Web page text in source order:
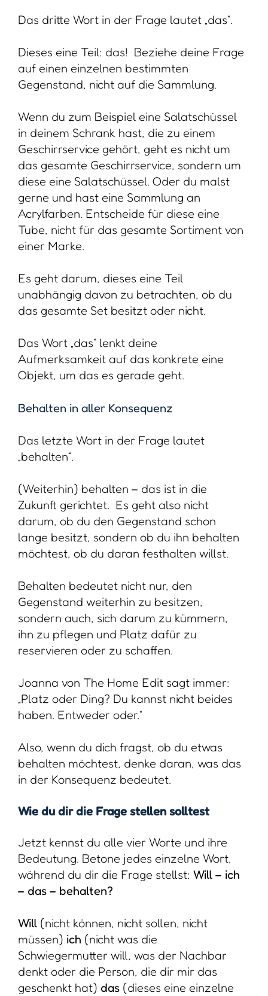
Das dritte Wort in der Frage lautet „das“.
Dieses eine Teil: das! Beziehe deine Frage
auf einen einzelnen bestimmten
Gegenstand, nicht auf die Sammlung.
Wenn du zum Beispiel eine Salatschüssel
in deinem Schrank hast, die zu einem
Geschirrservice gehört, geht es nicht um
das gesamte Geschirrservice, sondern um
diese eine Salatschüssel. Oder du malst
gerne und hast eine Sammlung an
Acrylfarben. Entscheide für diese eine
Tube, nicht für das gesamte Sortiment von
einer Marke.
Es geht darum, dieses eine Teil
unabhängig davon zu betrachten, ob du
das gesamte Set besitzt oder nicht.
Das Wort „das“ lenkt deine
Aufmerksamkeit auf das konkrete eine
Objekt, um das es gerade geht.
Behalten in aller Konsequenz
Das letzte Wort in der Frage lautet
„behalten“.
(Weiterhin) behalten – das ist in die
Zukunft gerichtet. Es geht also nicht
darum, ob du den Gegenstand schon
lange besitzt, sondern ob du ihn behalten
möchtest, ob du daran festhalten willst.
Behalten bedeutet nicht nur, den
Gegenstand weiterhin zu besitzen,
sondern auch, sich darum zu kümmern,
ihn zu pflegen und Platz dafür zu
reservieren oder zu schaffen.
Joanna von The Home Edit sagt immer:
„Platz oder Ding? Du kannst nicht beides
haben. Entweder oder.“
Also, wenn du dich fragst, ob du etwas
behalten möchtest, denke daran, was das
in der Konsequenz bedeutet.
Wie du dir die Frage stellen solltest
Jetzt kennst du alle vier Worte und ihre
Bedeutung. Betone jedes einzelne Wort,
während du dir die Frage stellst: Will – ich
– das – behalten?
Will (nicht können, nicht sollen, nicht
müssen) ich (nicht was die
Schwiegermutter will, was der Nachbar
denkt oder die Person, die dir mir das
geschenkt hat) das (dieses eine einzelne